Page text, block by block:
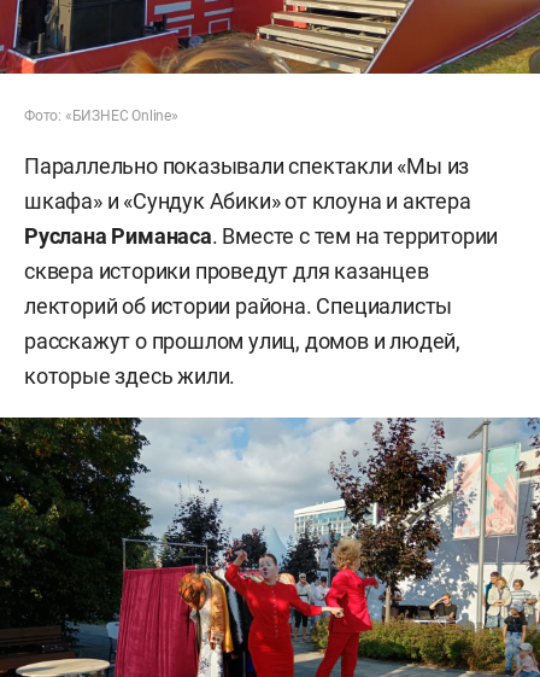
Фото: «БИЗНЕС Online»
Параллельно показывали спектакли «Мы из
шкафа» и «Сундук Абики» от клоуна и актера
Руслана Риманаса. Вместе с тем на территории
сквера историки проведут для казанцев
лекторий об истории района. Специалисты
расскажут о прошлом улиц, домов и людей,
которые здесь жили.